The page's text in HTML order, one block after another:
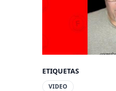
ETIQUETAS
VIDEO